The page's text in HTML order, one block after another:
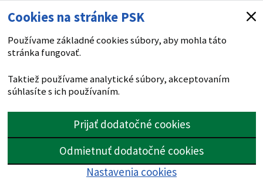
Cookies na stránke PSK
Používame základné cookies súbory, aby mohla táto
stránka fungovať.
Taktiež používame analytické súbory, akceptovaním
súhlasíte s ich používaním.
Prijať dodatočné cookies
Odmietnuť dodatočné cookies
Nastavenia cookies